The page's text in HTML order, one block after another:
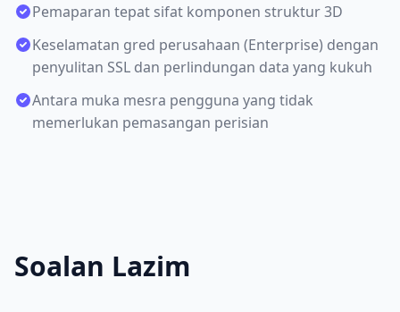
Pemaparan tepat sifat komponen struktur 3D
Keselamatan gred perusahaan (Enterprise) dengan
penyulitan SSL dan perlindungan data yang kukuh
Antara muka mesra pengguna yang tidak
memerlukan pemasangan perisian
Soalan Lazim